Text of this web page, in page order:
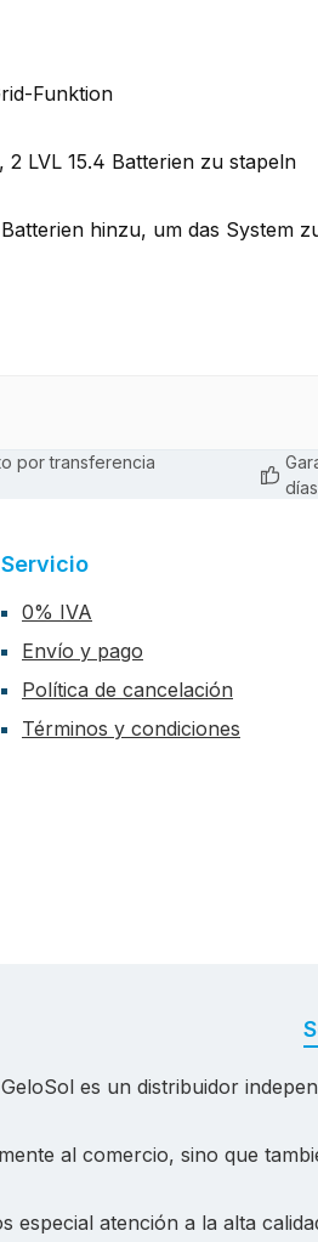
Funktion
LVL 15.4 Batterien zu stapeln
hinzu, um das System
por transferencia
días
Servicio
0% IVA
Envío y pago
Política de cancelación
Términos y condiciones
es un distribuidor
al comercio, sino que
especial atención a la alta